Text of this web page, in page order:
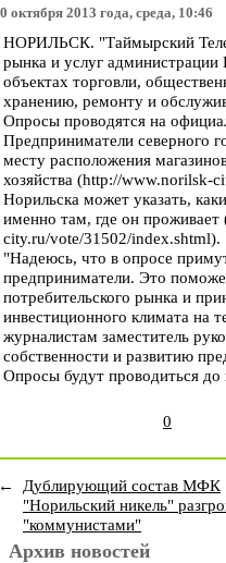
октября 2013 года, среда, 10:46
НОРИЛЬСК. "Таймырский
рынка и услуг администрации
объектах торговли,
хранению, ремонту и
Опросы проводятся на
Предприниматели северного
месту расположения
хозяйства (http://
Норильска может указать,
именно там, где он
city.ru/vote/31502/index.shtml).
"Надеюсь, что в опросе
предприниматели. Это
потребительского рынка и
инвестиционного климата на
журналистам заместитель
собственности и развитию
Опросы будут проводиться до
0
←
Дублирующий состав МФК
"Норильский никель"
"коммунистами"
Архив новостей